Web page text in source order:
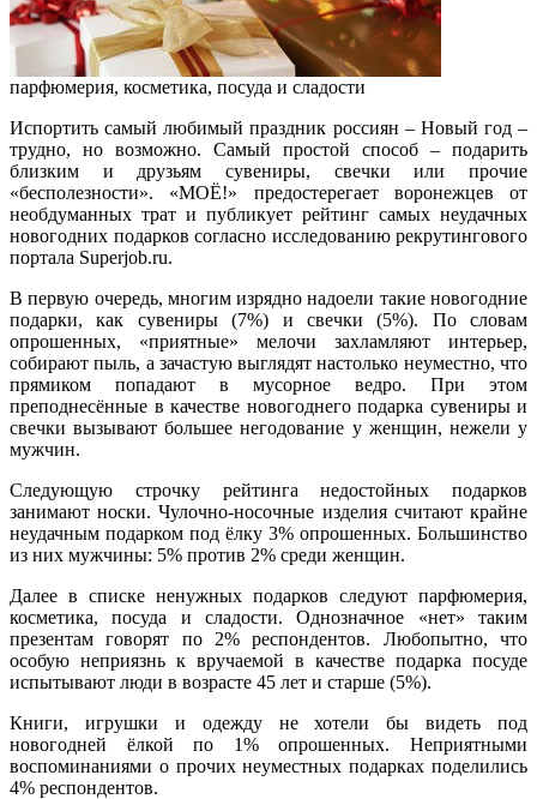
парфюмерия, косметика, посуда и сладости
Испортить самый любимый праздник россиян – Новый год –
трудно, но возможно. Самый простой способ – подарить
близким и друзьям сувениры, свечки или прочие
«бесполезности». «МОЁ!» предостерегает воронежцев от
необдуманных трат и публикует рейтинг самых неудачных
новогодних подарков согласно исследованию рекрутингового
портала Superjob.ru.
В первую очередь, многим изрядно надоели такие новогодние
подарки, как сувениры (7%) и свечки (5%). По словам
опрошенных, «приятные» мелочи захламляют интерьер,
собирают пыль, а зачастую выглядят настолько неуместно, что
прямиком попадают в мусорное ведро. При этом
преподнесённые в качестве новогоднего подарка сувениры и
свечки вызывают большее негодование у женщин, нежели у
мужчин.
Следующую строчку рейтинга недостойных подарков
занимают носки. Чулочно-носочные изделия считают крайне
неудачным подарком под ёлку 3% опрошенных. Большинство
из них мужчины: 5% против 2% среди женщин.
Далее в списке ненужных подарков следуют парфюмерия,
косметика, посуда и сладости. Однозначное «нет» таким
презентам говорят по 2% респондентов. Любопытно, что
особую неприязнь к вручаемой в качестве подарка посуде
испытывают люди в возрасте 45 лет и старше (5%).
Книги, игрушки и одежду не хотели бы видеть под
новогодней ёлкой по 1% опрошенных. Неприятными
воспоминаниями о прочих неуместных подарках поделились
4% респондентов.